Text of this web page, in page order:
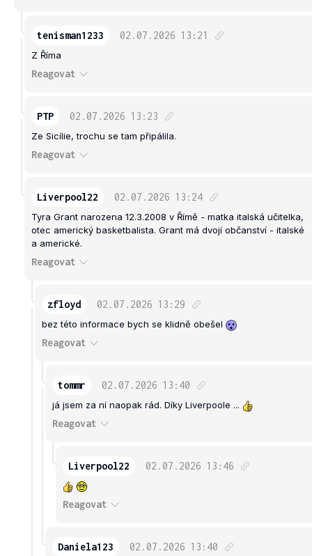
tenisman1233 02.07.2026 13:21
Z Říma
Reagovat
PTP 02.07.2026 13:23
Ze Sicílie, trochu se tam připálila.
Reagovat
Liverpool22 02.07.2026 13:24
Tyra Grant narozena 12.3.2008 v Římě - matka italská učitelka,
otec americký basketbalista. Grant má dvojí občanství - italské
a americké.
Reagovat
zfloyd 02.07.2026 13:29
bez této informace bych se klidně obešel
Reagovat
tommr 02.07.2026 13:40
já jsem za ní naopak rád. Díky Liverpoole ...
Reagovat
Liverpool22 02.07.2026 13:46
Reagovat
Daniela123 02.07.2026 13:40